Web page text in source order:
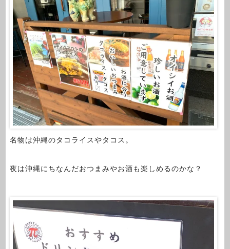
名物は沖縄のタコライスやタコス。
夜は沖縄にちなんだおつまみやお酒も楽しめるのかな？